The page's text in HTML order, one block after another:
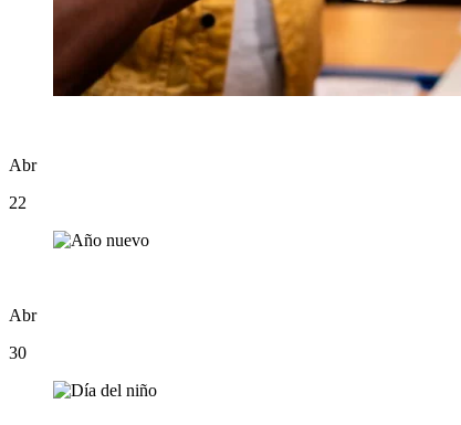
Abr
22
Abr
30